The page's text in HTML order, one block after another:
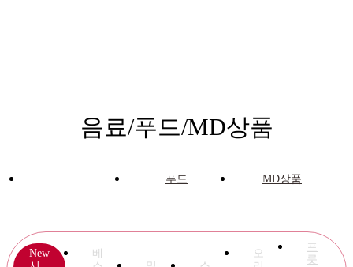
음료/푸드/MD상품
푸드 MD상품
New
베
오
프
룻